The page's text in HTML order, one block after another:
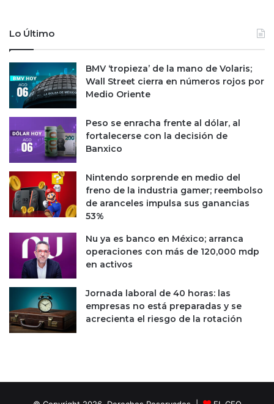
Lo Último
BMV ‘tropieza’ de la mano de Volaris;
Wall Street cierra en números rojos por
Medio Oriente
Peso se enracha frente al dólar, al
fortalecerse con la decisión de
Banxico
Nintendo sorprende en medio del
freno de la industria gamer; reembolso
de aranceles impulsa sus ganancias
53%
Nu ya es banco en México; arranca
operaciones con más de 120,000 mdp
en activos
Jornada laboral de 40 horas: las
empresas no está preparadas y se
acrecienta el riesgo de la rotación